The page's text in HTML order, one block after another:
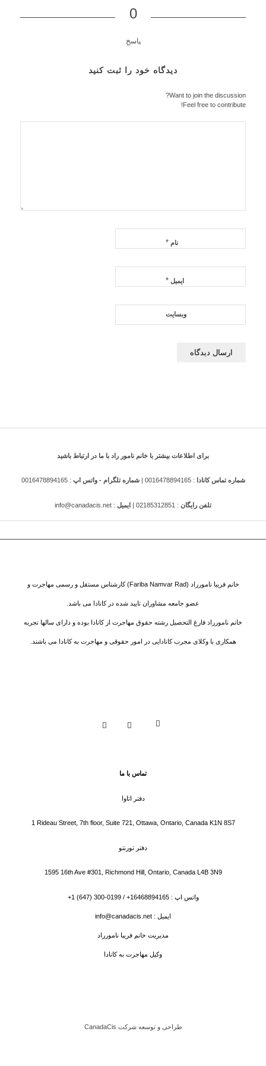
0
پاسخ
دیدگاه خود را ثبت کنید
Want to join the discussion?
Feel free to contribute!
نام*
ایمیل*
وبسایت
برای اطلاعات بیشتر با خانم نامور راد با ما در ارتباط باشید
شماره تماس کانادا : 0016478894165 | شماره تلگرام - واتس اپ : 0016478894165
تلفن رایگان : 02185312851 | ایمیل : info@canadacis.net
خانم فریبا نامورراد (Fariba Namvar Rad) کارشناس مستقل و رسمی مهاجرت و
عضو جامعه مشاوران تایید شده در کانادا می باشد.
خانم نامورراد فارغ التحصیل رشته حقوق مهاجرت از کانادا بوده و دارای سالها تجربه
همکاری با وکلای مجرب کانادایی در امور حقوقی و مهاجرت به کانادا می باشند.
تماس با ما
دفتر اتاوا
1 Rideau Street, 7th floor, Suite 721, Ottawa, Ontario, Canada K1N 8S7
دفتر تورنتو
1595 16th Ave #301, Richmond Hill, Ontario, Canada L4B 3N9
واتس اپ : 16468894165+ / 0199-300 (647) 1+
ایمیل : info@canadacis.net
مدیریت خانم فریبا نامورراد
وکیل مهاجرت به کانادا
طراحی و توسعه شرکت CanadaCis